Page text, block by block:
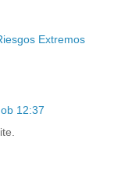
Extremos
12:37